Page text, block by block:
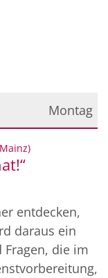
Montag
:
entdecken,
daraus ein
Fragen, die im